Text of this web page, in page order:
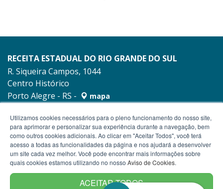
RECEITA ESTADUAL DO RIO GRANDE DO SUL
R. Siqueira Campos, 1044
Centro Histórico
Porto Alegre - RS -
mapa
Utilizamos cookies necessários para o pleno funcionamento do nosso site,
para aprimorar e personalizar sua experiência durante a navegação, bem
como outros cookies adicionais. Ao clicar em "Aceitar Todos", você terá
acesso a todas as funcionalidades da página e nos ajudará a desenvolver
um site cada vez melhor. Você pode encontrar mais informações sobre
quais cookies estamos utilizando no nosso Aviso de Cookies.
ACEITAR TODOS